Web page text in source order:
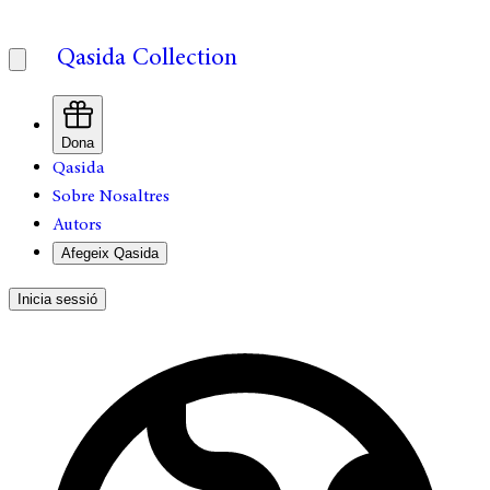
Qasida Collection
Dona
Qasida
Sobre Nosaltres
Autors
Afegeix Qasida
Inicia sessió